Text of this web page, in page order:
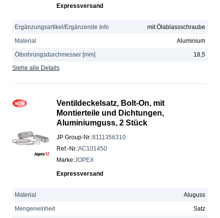
Expressversand
Ergänzungsartikel/Ergänzende Info
mit Ölablassschraube
Material
Aluminium
Ölbohrungsdurchmesser [mm]
18,5
Siehe alle Details
Ventildeckelsatz, Bolt-On, mit
Montierteile und Dichtungen,
Aluminiumguss, 2 Stück
JP Group-Nr.:8111356310
Ref.-Nr.:AC101450
Marke:JOPEX
Expressversand
Material
Aluguss
Mengeneinheit
Satz